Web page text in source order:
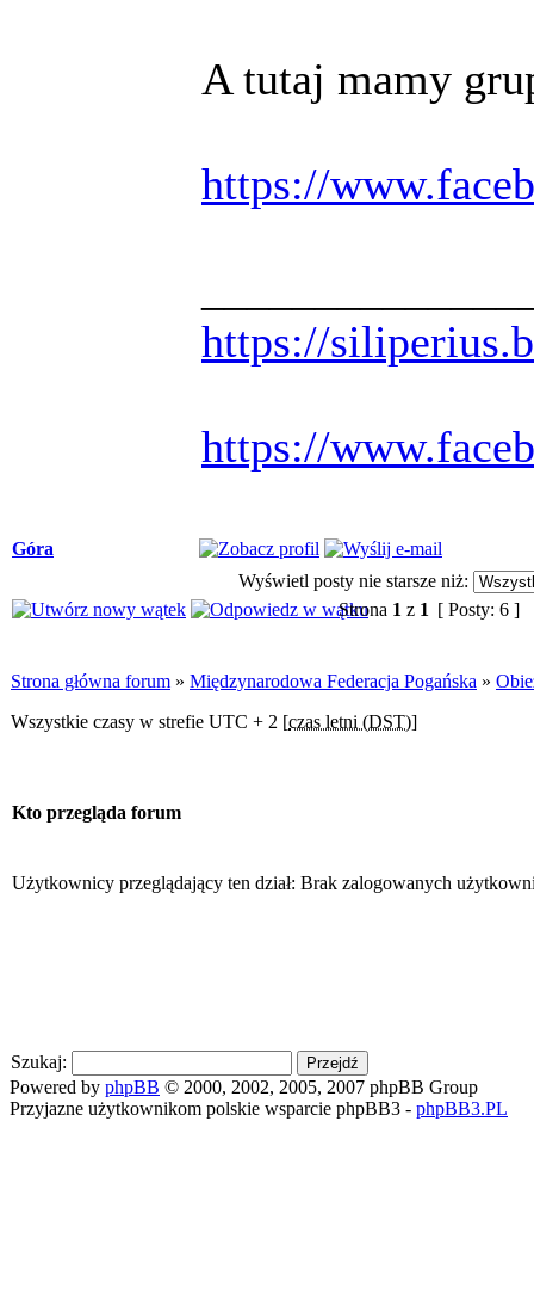
A tutaj mamy
https://
https://
https://
Góra
Wyświetl posty nie starsze niż:
Strona 1 z 1 [ Posty: 6 ]
Strona główna forum » Międzynarodowa Federacja Pogańska »
Wszystkie czasy w strefie UTC + 2 [czas letni (DST)]
Kto przegląda forum
Użytkownicy przeglądający ten dział: Brak zalogowanych
Szukaj:
Powered by phpBB © 2000, 2002, 2005, 2007 phpBB Group
Przyjazne użytkownikom polskie wsparcie phpBB3 - phpBB3.PL